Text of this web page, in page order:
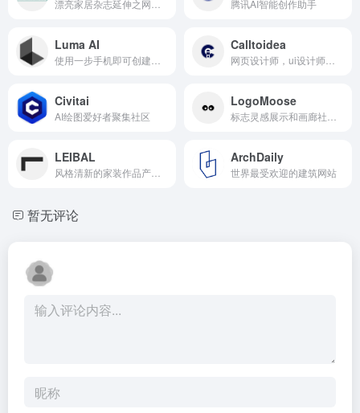
腾讯AI智能创作助手
Luma AI Calltoidea
Civitai
AI绘图爱好者聚集社区
LogoMoose
LEIBAL ArchDaily
世界最受欢迎的建筑网站
暂无评论